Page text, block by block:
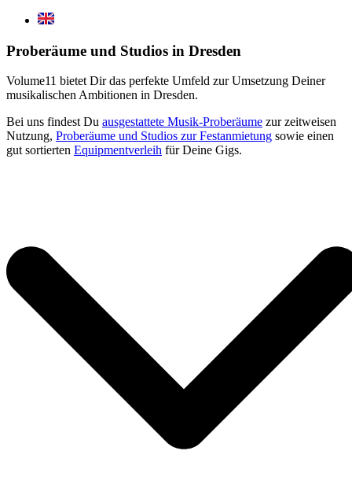
Proberäume und Studios in Dresden
Volume11 bietet Dir das perfekte Umfeld zur Umsetzung Deiner
musikalischen Ambitionen in Dresden.
Bei uns findest Du ausgestattete Musik-Proberäume zur zeitweisen
Nutzung, Proberäume und Studios zur Festanmietung sowie einen
gut sortierten Equipmentverleih für Deine Gigs.